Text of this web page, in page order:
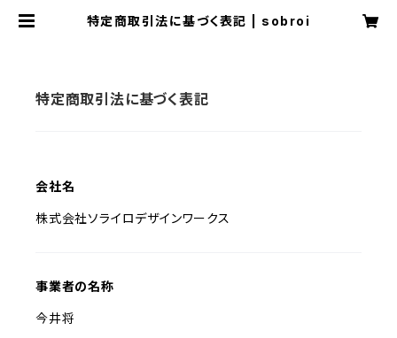
特定商取引法に基づく表記 | sobroi
特定商取引法に基づく表記
会社名
株式会社ソライロデザインワークス
事業者の名称
今井将